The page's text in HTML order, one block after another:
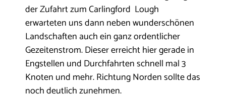
der Zufahrt zum Carlingford Lough
erwarteten uns dann neben wunderschönen
Landschaften auch ein ganz ordentlicher
Gezeitenstrom. Dieser erreicht hier gerade in
Engstellen und Durchfahrten schnell mal 3
Knoten und mehr. Richtung Norden sollte das
noch deutlich zunehmen.